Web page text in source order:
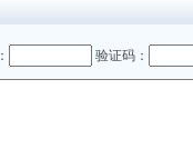
验证码：